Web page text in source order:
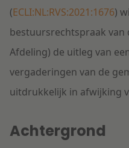
(ECLI:NL:RVS:2021:1676)
bestuursrechtspraak van
Afdeling) de uitleg van
vergaderingen van de
uitdrukkelijk in afwijking
Achtergrond